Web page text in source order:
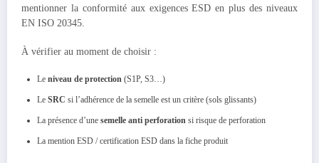
mentionner la conformité aux exigences ESD en plus des niveaux
EN ISO 20345.
À vérifier au moment de choisir :
Le niveau de protection (S1P, S3…)
Le SRC si l’adhérence de la semelle est un critère (sols glissants)
La présence d’une semelle anti perforation si risque de perforation
La mention ESD / certification ESD dans la fiche produit